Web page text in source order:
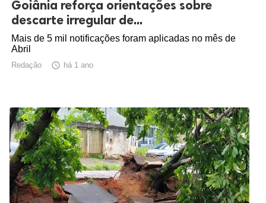
Goiânia reforça orientações sobre
descarte irregular de...
Mais de 5 mil notificações foram aplicadas no mês de
Abril
Redação  há 1 ano